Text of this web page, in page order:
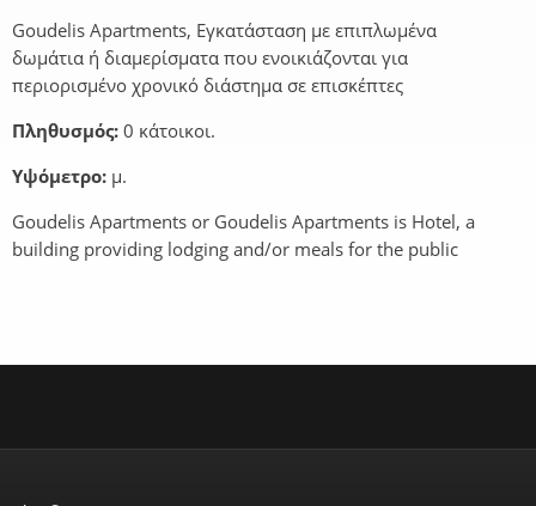
Goudelis Apartments, Εγκατάσταση με επιπλωμένα
δωμάτια ή διαμερίσματα που ενοικιάζονται για
περιορισμένο χρονικό διάστημα σε επισκέπτες
Πληθυσμός: 0 κάτοικοι.
Υψόμετρο: μ.
Goudelis Apartments or Goudelis Apartments is Hotel, a
building providing lodging and/or meals for the public